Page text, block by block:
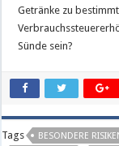
Getränke zu
Sünde sein?
Tags BESONDERE